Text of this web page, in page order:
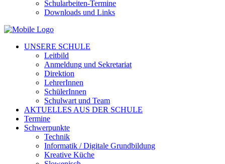
Schularbeiten-Termine
Downloads und Links
UNSERE SCHULE
Leitbild
Anmeldung und Sekretariat
Direktion
LehrerInnen
SchülerInnen
Schulwart und Team
AKTUELLES AUS DER SCHULE
Termine
Schwerpunkte
Technik
Informatik / Digitale Grundbildung
Kreative Küche